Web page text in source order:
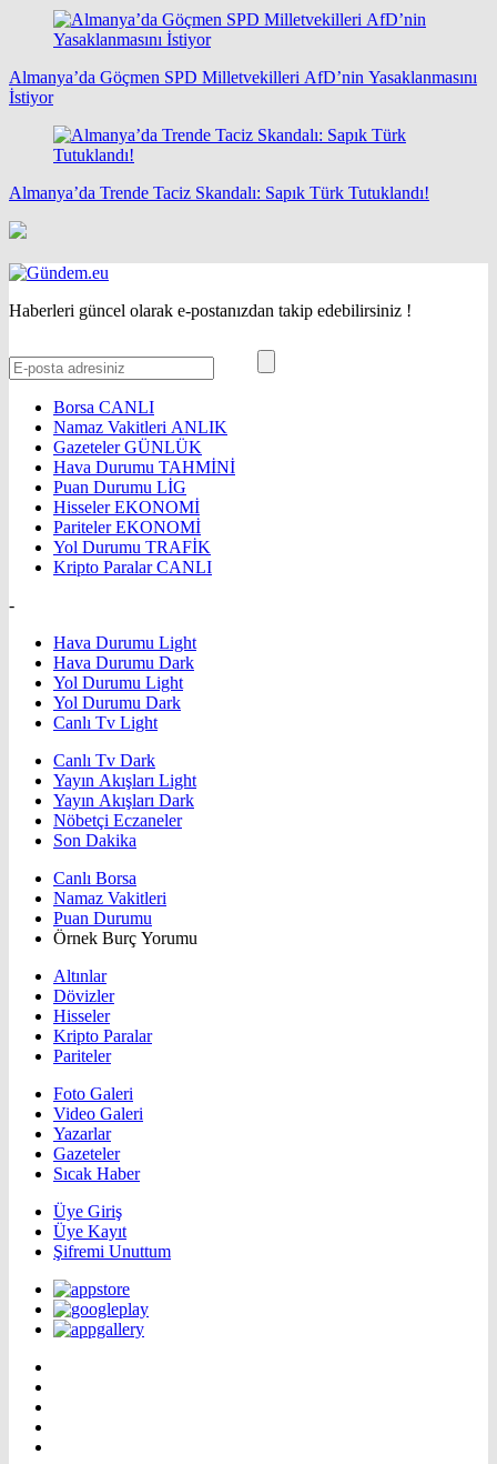
Almanya’da Göçmen SPD Milletvekilleri AfD’nin Yasaklanmasını
İstiyor
Almanya’da Trende Taciz Skandalı: Sapık Türk Tutuklandı!
Haberleri güncel olarak e-postanızdan takip edebilirsiniz !
Borsa CANLI
Namaz Vakitleri ANLIK
GazetelerGÜNLÜK
Hava Durumu TAHMİNİ
Puan Durumu LİG
HisselerEKONOMİ
ParitelerEKONOMİ
Yol Durumu TRAFİK
Kripto ParalarCANLI
-
Hava Durumu Light
Hava Durumu Dark
Yol Durumu Light
Yol Durumu Dark
Canlı Tv Light
Canlı Tv Dark
Yayın Akışları Light
Yayın Akışları Dark
Nöbetçi Eczaneler
Son Dakika
Canlı Borsa
Namaz Vakitleri
Puan Durumu
Örnek Burç Yorumu
Altınlar
Dövizler
Hisseler
Kripto Paralar
Pariteler
Foto Galeri
Video Galeri
Yazarlar
Gazeteler
Sıcak Haber
Üye Giriş
Üye Kayıt
Şifremi Unuttum